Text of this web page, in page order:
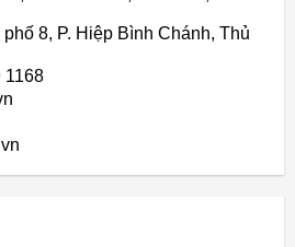
8, P. Hiệp Bình Chánh, Thủ
1168